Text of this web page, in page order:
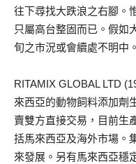
往下尋找大跌浪之右腳。
只屬高台整固而已。假如
旬之市況或會續處不明中。
RITAMIX GLOBAL LTD
來西亞的動物飼料添加劑
賣雙方直接交易，目前生
括馬來西亞及海外市場。
來發展。另有馬來西亞穩